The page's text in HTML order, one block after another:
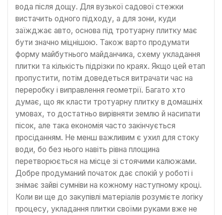
вода після дощу. Для вузької садової стежки
вистачить одного підходу, а для зони, куди
заїжджає авто, основа під тротуарну плитку має
бути значно міцнішою. Також варто продумати
форму майбутнього майданчика, схему укладання
плитки та кількість підрізки по краях. Якщо цей етап
пропустити, потім доведеться витрачати час на
переробку і виправлення геометрії. Багато хто
думає, що як класти тротуарну плитку в домашніх
умовах, то достатньо вирівняти землю й насипати
пісок, але така економія часто закінчується
просіданням. Не менш важливим є ухил для стоку
води, бо без нього навіть рівна площина
перетворюється на місце зі стоячими калюжами.
Добре продуманий початок дає спокій у роботі і
знімає зайві сумніви на кожному наступному кроці.
Коли ви ще до закупівлі матеріалів розумієте логіку
процесу, укладання плитки своїми руками вже не